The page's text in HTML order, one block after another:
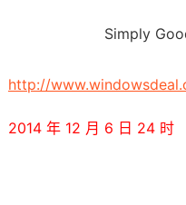
http://
2014 年 12 月 6 日 24 时